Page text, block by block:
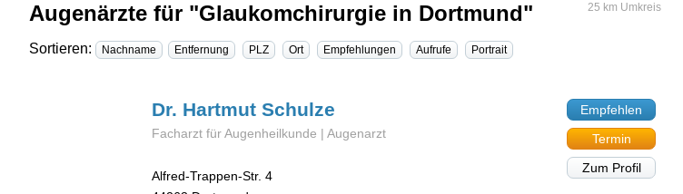
Augenärzte für "Glaukomchirurgie in Dortmund" 25 km Umkreis
Sortieren: Nachname Entfernung PLZ Ort Empfehlungen Aufrufe Portrait
Dr. Hartmut Schulze
Facharzt für Augenheilkunde | Augenarzt
Alfred-Trappen-Str. 4
Empfehlen
Termin
Zum Profil